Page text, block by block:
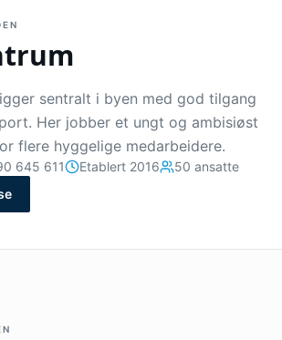
sentralt i byen med god tilgang
Her jobber et ungt og ambisiøst
flere hyggelige medarbeidere.
645 611 Etablert 2016
50 ansatte